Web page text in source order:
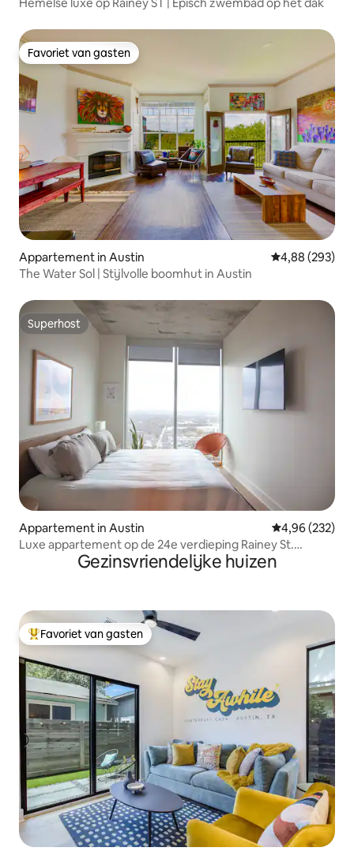
Hemelse luxe op Rainey ST | Episch zwembad op het dak
Favoriet van gasten
Favoriet van gasten
Appartement in Austin Gemiddelde
4,88 (293)
The Water Sol | Stijlvolle boomhut in Austin
Superhost
Superhost
Appartement in Austin Gemiddelde
4,96 (232)
Luxe appartement op de 24e verdieping Rainey St.
Gezinsvriendelijke huizen
Topfavoriet van gasten
Favoriet van gasten